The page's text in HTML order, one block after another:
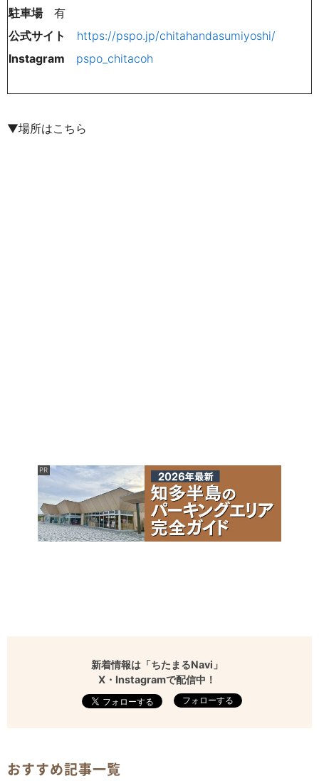
駐車場有
公式サイト
https://pspo.jp/chitahandasumiyoshi/
Instagram
pspo_chitacoh
▼場所はこちら
新着情報は「ちたまるNavi」
X・Instagramで配信中！
フォローする
おすすめ記事一覧